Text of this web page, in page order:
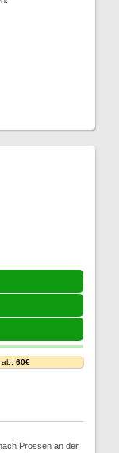
ab: 60€
Prossen an der